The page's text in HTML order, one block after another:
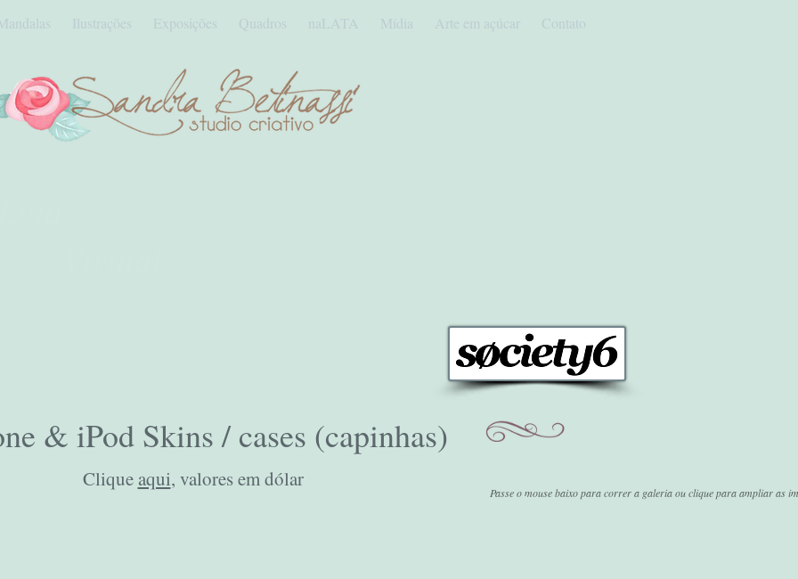
Ilustrações Exposições Quadros naLATA Mídia Arte em açúcar Contato
& iPod Skins / cases (capinhas)
Passe o mouse baixo para correr a galeria ou clique para ampliar as
Clique aqui, valores em dólar